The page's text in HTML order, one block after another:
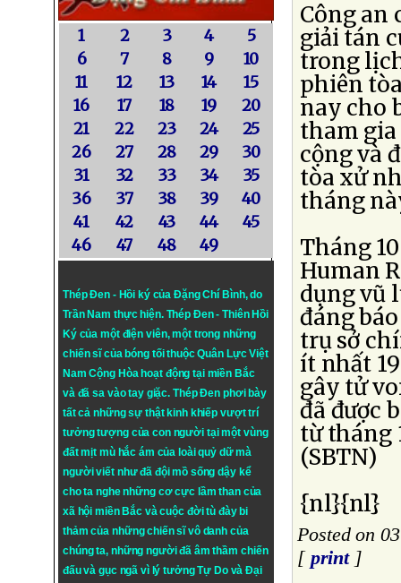
1 2 3 4
5
6
7 8 9
10
11
12 13 14
15
16
17 18 19
20
21
22 23 24
25
26
27 28 29
30
31
32 33 34
35
36
37 38 39
40
41
42 43 44
45
46
47 48 49
Thép Đen - Hồi ký của Đặng Chí Bình, do
Trần Nam thực hiện. Thép Đen- Thiên Hồi
Ký của một điện viên, một trong những
chiến sĩ của bóng tối thuộc Quân Lực Việt
Nam Cộng Hòa hoạt động tại miền Bắc
và đã sa vào tay giặc. Thép Đen phơi bày
tất cả những sự thật kinh khiếp vượt trí
tưởng tượng của con người tại một vùng
đất mịt mù hắc ám của loài quỷ dữ mà
người viết như đã đội mồ sống dậy kể
cho ta nghe những cơ cực lầm than của
xã hội miền Bắc và cuộc đời tù đày bi
thảm của những chiến sĩ vô danh của
chúng ta, những người đã âm thầm chiến
đấu và gục ngã vì lý tưởngTự DovàĐại
Công an
giải tán
trong
phiên
nay cho
tham
cộng và
tòa xử
tháng
Tháng
Human
dụng vũ
đáng
trụ sở
ít nhất
gây tử
đã được
từ tháng
(SBTN)
{nl}{nl}
Posted on
[ print]